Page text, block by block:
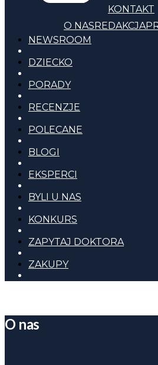
KONTAKT
O NASREDAKCJA
NEWSROOM
DZIECKO
PORADY
RECENZJE
POLECANE
BLOGI
EKSPERCI
BYLI U NAS
KONKURS
ZAPYTAJ DOKTORA
ZAKUPY
O nas